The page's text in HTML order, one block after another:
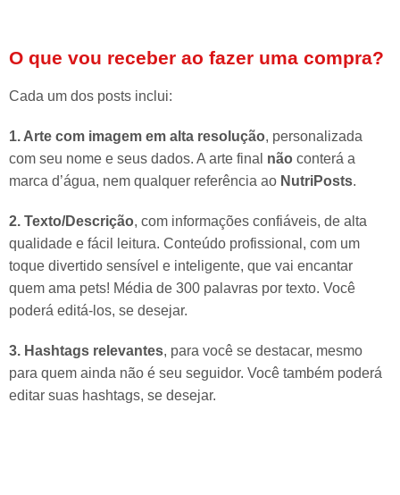
O que vou receber ao fazer uma compra?
Cada um dos posts inclui:
1. Arte com imagem em alta resolução, personalizada
com seu nome e seus dados. A arte final não conterá a
marca d’água, nem qualquer referência ao NutriPosts.
2. Texto/Descrição, com informações confiáveis, de alta
qualidade e fácil leitura. Conteúdo profissional, com um
toque divertido sensível e inteligente, que vai encantar
quem ama pets! Média de 300 palavras por texto. Você
poderá editá-los, se desejar.
3. Hashtags relevantes, para você se destacar, mesmo
para quem ainda não é seu seguidor. Você também poderá
editar suas hashtags, se desejar.